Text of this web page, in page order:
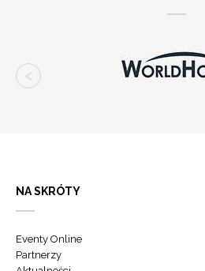
NA SKRÓTY
Eventy Online
Partnerzy